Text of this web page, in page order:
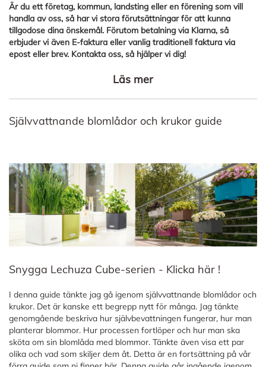
Är du ett företag, kommun, landsting eller en förening som vill
handla av oss, så har vi stora förutsättningar för att kunna
tillgodose dina önskemål. Förutom betalning via Klarna, så
erbjuder vi även E-faktura eller vanlig traditionell faktura via
epost eller brev. Kontakta oss, så hjälper vi dig!
Läs mer
Självvattnande blomlådor och krukor guide
Snygga Lechuza Cube-serien - Klicka här !
I denna guide tänkte jag gå igenom självvattnande blomlådor och
krukor. Det är kanske ett begrepp nytt för många. Jag tänkte
genomgående beskriva hur självbevattningen fungerar, hur man
planterar blommor. Hur processen fortlöper och hur man ska
sköta om sin blomlåda med blommor. Tänkte även visa ett par
olika och vad som skiljer dem åt. Detta är en fortsättning på vår